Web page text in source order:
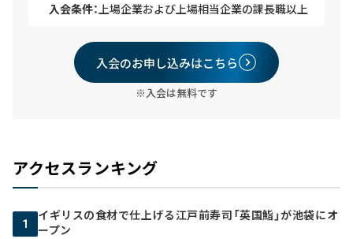
入会条件：上場企業および上場相当企業の課長職以上
入会のお申し込みはこちら
※入会は無料です
アクセスランキング
1
イギリスの食材で仕上げる江戸前寿司「英国鮨」が池袋にオ
ープン